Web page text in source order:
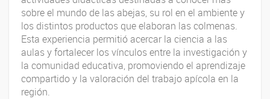
sobre el mundo de las abejas, su rol en el ambiente y
los distintos productos que elaboran las colmenas.
Esta experiencia permitió acercar la ciencia a las
aulas y fortalecer los vínculos entre la investigación y
la comunidad educativa, promoviendo el aprendizaje
compartido y la valoración del trabajo apícola en la
región.